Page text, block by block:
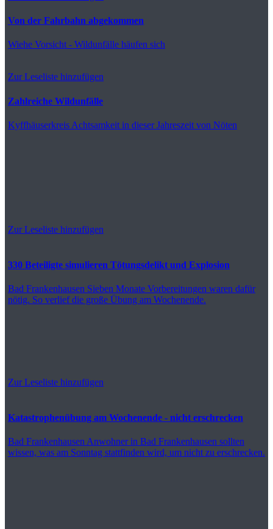
Von der Fahrbahn abgekommen
Wiehe Vorsicht - Wildunfälle häufen sich
Zur Leseliste hinzufügen
Zahlreiche Wildunfälle
Kyffhäuserkreis Achtsamkeit in dieser Jahreszeit von Nöten
Zur Leseliste hinzufügen
330 Beteiligte simulieren Tötungsdelikt und Explosion
Bad Frankenhausen Sieben Monate Vorbereitungen waren dafür
nötig. So verlief die große Übung am Wochenende.
Zur Leseliste hinzufügen
Katastrophenübung am Wochenende - nicht erschrecken
Bad Frankenhausen Anwohner in Bad Frankenhausen sollten
wissen, was am Sonntag stattfinden wird, um nicht zu erschrecken.